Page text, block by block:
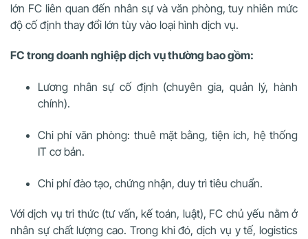
lớn FC liên quan đến nhân sự và văn phòng, tuy nhiên mức
độ cố định thay đổi lớn tùy vào loại hình dịch vụ.
FC trong doanh nghiệp dịch vụ thường bao gồm:
Lương nhân sự cố định (chuyên gia, quản lý, hành
chính).
Chi phí văn phòng: thuê mặt bằng, tiện ích, hệ thống
IT cơ bản.
Chi phí đào tạo, chứng nhận, duy trì tiêu chuẩn.
Với dịch vụ tri thức (tư vấn, kế toán, luật), FC chủ yếu nằm ở
nhân sự chất lượng cao. Trong khi đó, dịch vụ y tế, logistics